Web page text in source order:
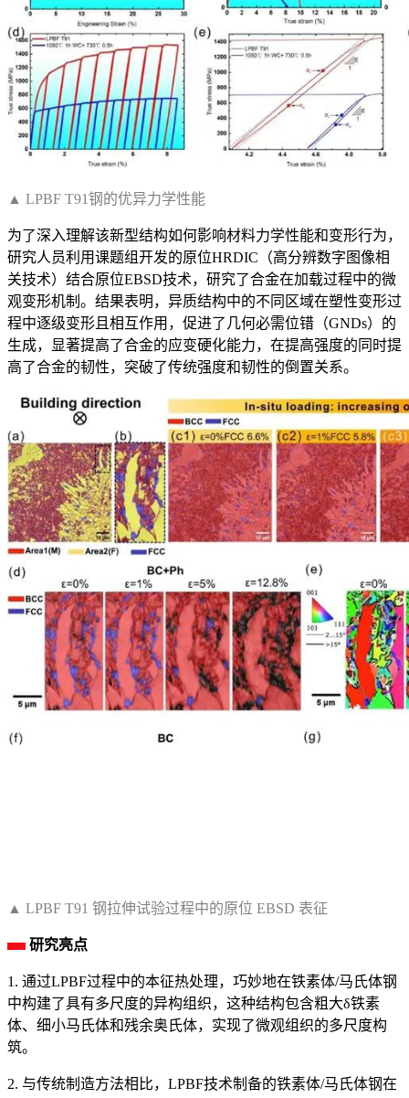
▲ LPBF T91钢的优异力学性能
为了深入理解该新型结构如何影响材料力学性能和变形行为，
研究人员利用课题组开发的原位HRDIC（高分辨数字图像相
关技术）结合原位EBSD技术，研究了合金在加载过程中的微
观变形机制。结果表明，异质结构中的不同区域在塑性变形过
程中逐级变形且相互作用，促进了几何必需位错（GNDs）的
生成，显著提高了合金的应变硬化能力，在提高强度的同时提
高了合金的韧性，突破了传统强度和韧性的倒置关系。
▲ LPBF T91 钢拉伸试验过程中的原位 EBSD 表征
研究亮点
1. 通过LPBF过程中的本征热处理，巧妙地在铁素体/马氏体钢
中构建了具有多尺度的异构组织，这种结构包含粗大δ铁素
体、细小马氏体和残余奥氏体，实现了微观组织的多尺度构
筑。
2. 与传统制造方法相比，LPBF技术制备的铁素体/马氏体钢在